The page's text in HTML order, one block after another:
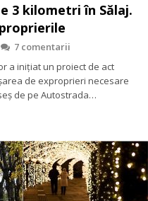
3 kilometri în Sălaj.
7 comentarii
a inițiat un proiect de act
de exproprieri necesare
de pe Autostrada…